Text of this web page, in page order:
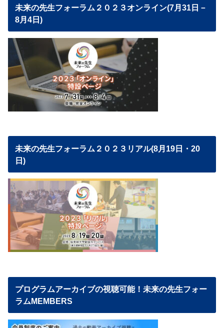
未来の先生フォーラム２０２３オンライン(7月31日－
8月4日)
未来の先生フォーラム２０２３リアル(8月19日・20
日)
プログラムアーカイブの視聴可能！未来の先生フォー
ラムMEMBERS